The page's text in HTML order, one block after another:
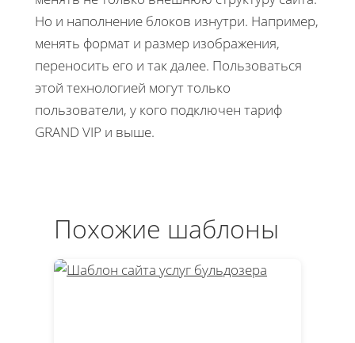
Но и наполнение блоков изнутри. Например,
менять формат и размер изображения,
переносить его и так далее. Пользоваться
этой технологией могут только
пользователи, у кого подключен тариф
GRAND VIP и выше.
Похожие шаблоны